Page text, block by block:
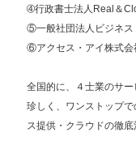
➃行政書士法人Real＆
⑤一般社団法人ビジネス
⑥アクセス・アイ株式会
全国的に、４士業のサ
珍しく、ワンストップ
ス提供・クラウドの徹